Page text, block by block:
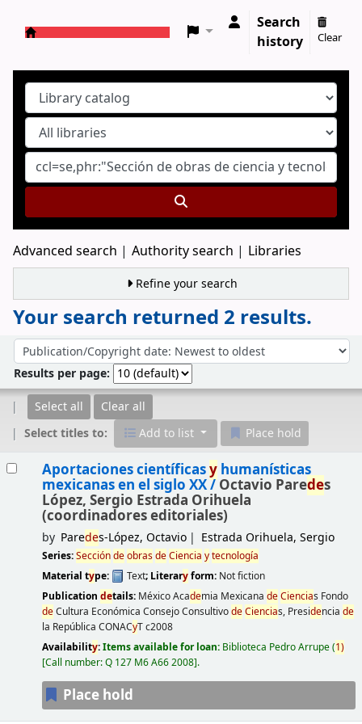
Search
history
Clear
Advanced search Authority search Libraries
Refine your search
Your search returned 2 results.
Sort by:
Results per page:
Select all
Clear all
Select titles to:
Add to list Place hold
Aportaciones científicasyhumanísticas
mexicanas en el siglo XX /Octavio Paredes
López, Sergio Estrada Orihuela
(coordinadores editoriales)
by Paredes-López, Octavio Estrada Orihuela, Sergio
Series:SeccióndeobrasdeCiencia ytecnología
Material type: Text; Literaryform: Not fiction
Publication details: MéxicoAcademia Mexicana deCiencias Fondo
deCultura Económica Consejo ConsultivodeCiencias, Presidencia de
la República CONACyTc2008
Availability:Items available for loan: Biblioteca Pedro Arrupe(1)
Call number:Q 127 M6 A66 2008 .
Place hold